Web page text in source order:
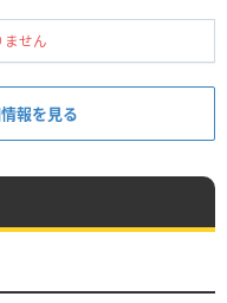
ません
報を見る